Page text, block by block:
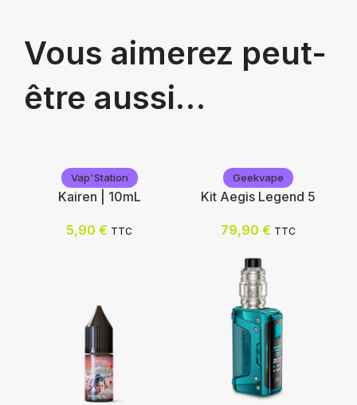
Vous aimerez peut-
être aussi…
Vap'Station
Kairen | 10mL
5,90 € TTC
Geekvape
Kit Aegis Legend 5
79,90 € TTC